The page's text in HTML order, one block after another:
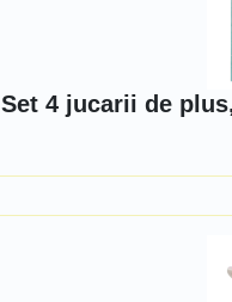
Set 4 jucarii de